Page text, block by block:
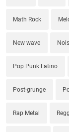
Math Rock
New wave
Pop Punk Latino
Post-grunge
Rap Metal